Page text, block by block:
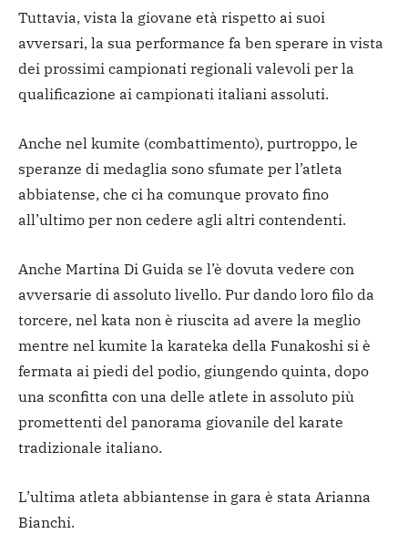
Tuttavia, vista la giovane età rispetto ai suoi
avversari, la sua performance fa ben sperare in vista
dei prossimi campionati regionali valevoli per la
qualificazione ai campionati italiani assoluti.
Anche nel kumite (combattimento), purtroppo, le
speranze di medaglia sono sfumate per l’atleta
abbiatense, che ci ha comunque provato fino
all’ultimo per non cedere agli altri contendenti.
Anche Martina Di Guida se l’è dovuta vedere con
avversarie di assoluto livello. Pur dando loro filo da
torcere, nel kata non è riuscita ad avere la meglio
mentre nel kumite la karateka della Funakoshi si è
fermata ai piedi del podio, giungendo quinta, dopo
una sconfitta con una delle atlete in assoluto più
promettenti del panorama giovanile del karate
tradizionale italiano.
L’ultima atleta abbiantense in gara è stata Arianna
Bianchi.